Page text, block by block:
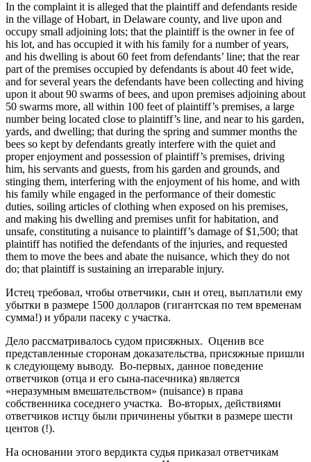
In the complaint it is alleged that the plaintiff and defendants reside
in the village of Hobart, in Delaware county, and live upon and
occupy small adjoining lots; that the plaintiff is the owner in fee of
his lot, and has occupied it with his family for a number of years,
and his dwelling is about 60 feet from defendants’ line; that the rear
part of the premises occupied by defendants is about 40 feet wide,
and for several years the defendants have been collecting and hiving
upon it about 90 swarms of bees, and upon premises adjoining about
50 swarms more, all within 100 feet of plaintiff’s premises, a large
number being located close to plaintiff’s line, and near to his garden,
yards, and dwelling; that during the spring and summer months the
bees so kept by defendants greatly interfere with the quiet and
proper enjoyment and possession of plaintiff’s premises, driving
him, his servants and guests, from his garden and grounds, and
stinging them, interfering with the enjoyment of his home, and with
his family while engaged in the performance of their domestic
duties, soiling articles of clothing when exposed on his premises,
and making his dwelling and premises unfit for habitation, and
unsafe, constituting a nuisance to plaintiff’s damage of $1,500; that
plaintiff has notified the defendants of the injuries, and requested
them to move the bees and abate the nuisance, which they do not
do; that plaintiff is sustaining an irreparable injury.
Истец требовал, чтобы ответчики, сын и отец, выплатили ему
убытки в размере 1500 долларов (гигантская по тем временам
сумма!) и убрали пасеку с участка.
Дело рассматривалось судом присяжных. Оценив все
представленные сторонам доказательства, присяжные пришли
к следующему выводу. Во-первых, данное поведение
ответчиков (отца и его сына-пасечника) является
«неразумным вмешательством» (nuisance) в права
собственника соседнего участка. Во-вторых, действиями
ответчиков истцу были причинены убытки в размере шести
центов (!).
На основании этого вердикта судья приказал ответчикам